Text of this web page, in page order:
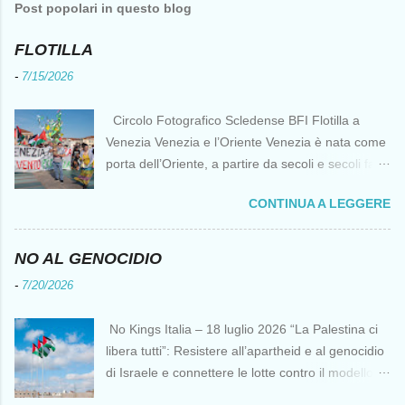
Post popolari in questo blog
FLOTILLA
- 7/15/2026
Circolo Fotografico Scledense BFI Flotilla a
Venezia Venezia e l’Oriente Venezia è nata come
porta dell’Oriente, a partire da secoli e secoli fa ai
di cantierizzazione veneziane divennero preziose
per tutti i crociati diretti a Gerusalemme. Proprio
le crociate fornirono ai veneziani l’occasione per
del Duecento. Dal XIII al XV secolo Venezia
continuò ad avere un ruolo fondamentale nei
rapporti tra l’Europa e l’Oriente, ruolo che si
CONTINUA A LEGGERE
NO AL GENOCIDIO
- 7/20/2026
No Kings Italia – 18 luglio 2026 “La Palestina ci
libera tutti”: Resistere all’apartheid e al genocidio
di Israele e connettere le lotte contro il modello